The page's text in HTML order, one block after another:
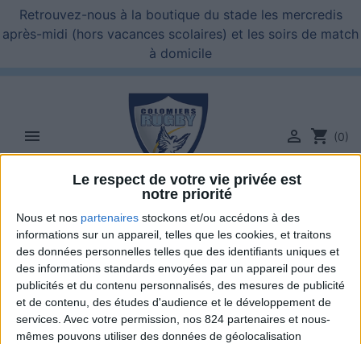
Le respect de votre vie privée est
notre priorité
Nous et nos partenaires stockons et/ou accédons à des
informations sur un appareil, telles que les cookies, et traitons
des données personnelles telles que des identifiants uniques et
des informations standards envoyées par un appareil pour des
publicités et du contenu personnalisés, des mesures de publicité
et de contenu, des études d'audience et le développement de
services. Avec votre permission, nos 824 partenaires et nous-
mêmes pouvons utiliser des données de géolocalisation
Retrouvez-nous à la boutique du stade les mercredis
après-midi (hors vacances scolaires) et les soirs de match
à domicile
  shopping_cart (0)